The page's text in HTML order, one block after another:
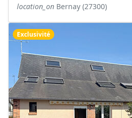
location_on Bernay (27300)
Exclusivité